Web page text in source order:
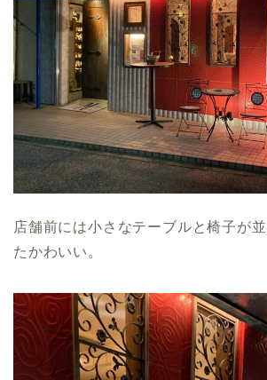
店舗前には小さなテーブルと椅子が
たかわいい。